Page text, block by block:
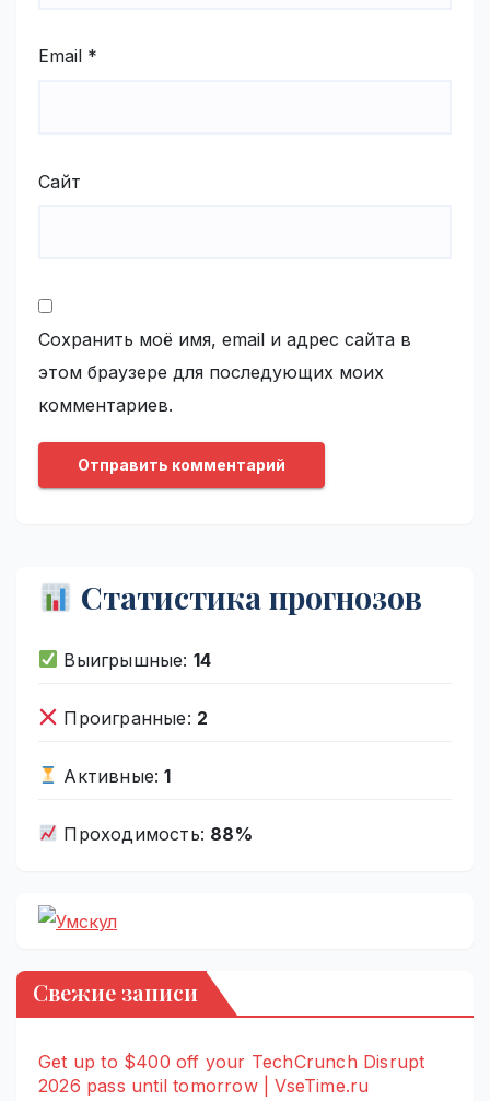
Email *
Сайт
Сохранить моё имя, email и адрес сайта в
этом браузере для последующих моих
комментариев.
Статистика прогнозов
Выигрышные: 14
Проигранные: 2
Активные:1
Проходимость: 88%
Свежие записи
Get up to $400 off your TechCrunch Disrupt
2026 pass until tomorrow | VseTime.ru